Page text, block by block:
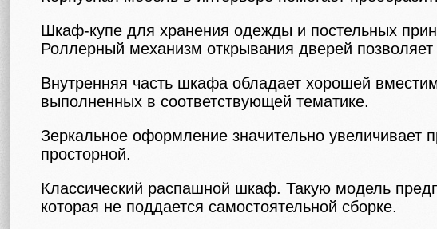
Шкаф-купе для хранения одежды и постельных
Роллерный механизм открывания дверей
Внутренняя часть шкафа обладает хорошей
выполненных в соответствующей тематике.
Зеркальное оформление значительно увеличивает
просторной.
Классический распашной шкаф. Такую модель
которая не поддается самостоятельной сборке.